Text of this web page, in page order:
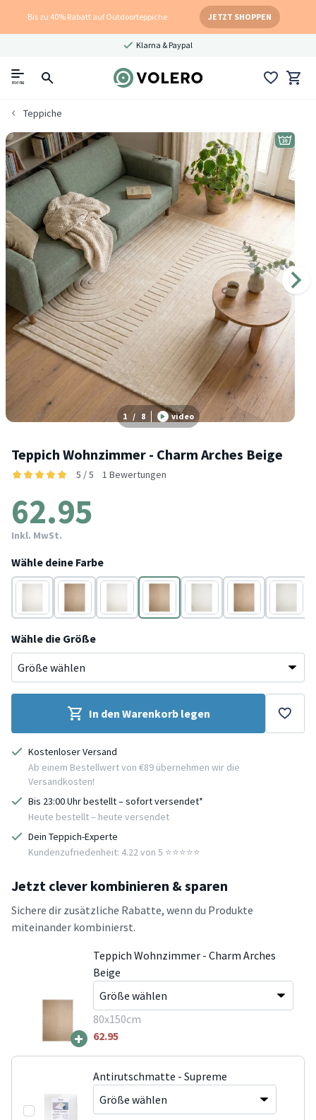
Bis zu 40% Rabatt auf Outdoorteppiche JETZT SHOPPEN
Klarna & Paypal
menu
Teppiche
1 / 8 video
Teppich Wohnzimmer - Charm Arches Beige
5 / 5 1 Bewertungen
62.95
Inkl. MwSt.
Wähle deine Farbe
Weiß Beige Weiß Beige Weiß Beige Weiß
Wähle die Größe
In den Warenkorb legen
Kostenloser Versand
Ab einem Bestellwert von €89 übernehmen wir die
Versandkosten!
Bis 23:00 Uhr bestellt – sofort versendet*
Heute bestellt – heute versendet
Dein Teppich-Experte
Kundenzufriedenheit: 4.22 von 5 ⭐️⭐️⭐️⭐️⭐️
Jetzt clever kombinieren & sparen
Sichere dir zusätzliche Rabatte, wenn du Produkte
miteinander kombinierst.
+
Teppich Wohnzimmer - Charm Arches
Beige
80x150cm
62.95
Antirutschmatte - Supreme